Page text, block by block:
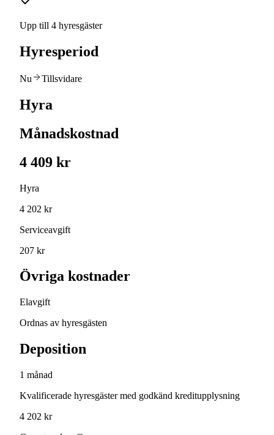
Upp till 4 hyresgäster
Hyresperiod
Nu Tillsvidare
Hyra
Månadskostnad
4 409 kr
Hyra
4 202 kr
Serviceavgift
207 kr
Övriga kostnader
Elavgift
Ordnas av hyresgästen
Deposition
1 månad
Kvalificerade hyresgäster med godkänd kreditupplysning
4 202 kr